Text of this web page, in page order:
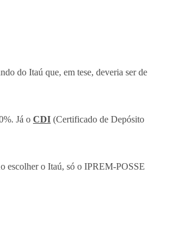
do Itaú que, em tese, deveria ser de
Já o CDI (Certificado de Depósito
escolher o Itaú, só o IPREM-POSSE